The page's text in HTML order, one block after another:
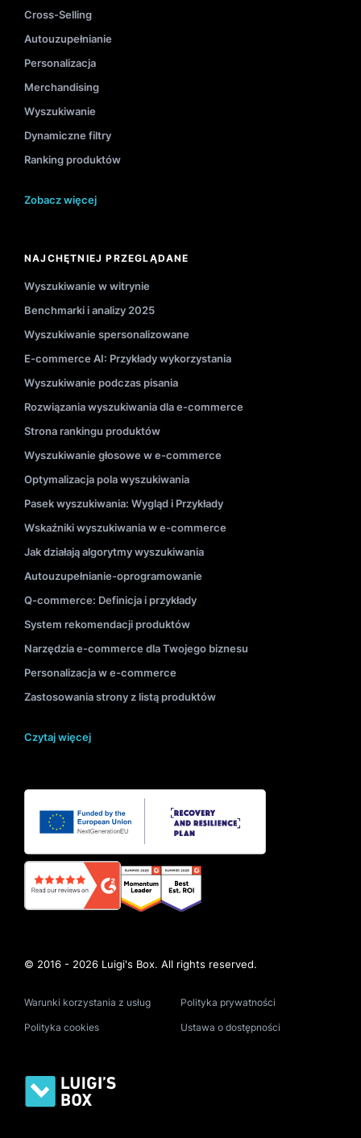
Cross-Selling
Autouzupełnianie
Personalizacja
Merchandising
Wyszukiwanie
Dynamiczne filtry
Ranking produktów
Zobacz więcej
NAJCHĘTNIEJ PRZEGLĄDANE
Wyszukiwanie w witrynie
Benchmarki i analizy 2025
Wyszukiwanie spersonalizowane
E-commerce AI: Przykłady wykorzystania
Wyszukiwanie podczas pisania
Rozwiązania wyszukiwania dla e-commerce
Strona rankingu produktów
Wyszukiwanie głosowe w e-commerce
Optymalizacja pola wyszukiwania
Pasek wyszukiwania: Wygląd i Przykłady
Wskaźniki wyszukiwania w e-commerce
Jak działają algorytmy wyszukiwania
Autouzupełnianie-oprogramowanie
Q-commerce: Definicja i przykłady
System rekomendacji produktów
Narzędzia e-commerce dla Twojego biznesu
Personalizacja w e-commerce
Zastosowania strony z listą produktów
Czytaj więcej
© 2016 - 2026 Luigi's Box. All rights reserved.
Warunki korzystania z usług Polityka prywatności
Polityka cookies Ustawa o dostępności